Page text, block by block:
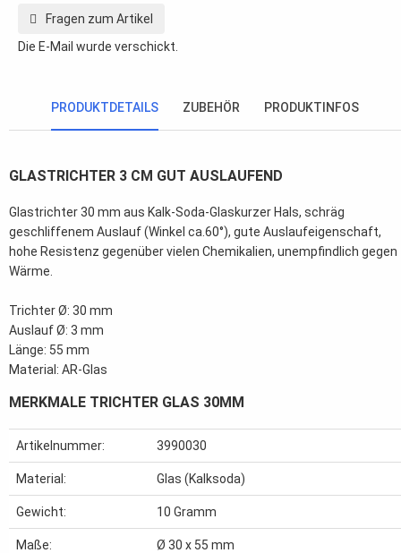
Fragen zum Artikel
Die E-Mail wurde verschickt.
PRODUKTDETAILS ZUBEHÖR PRODUKTINFOS
GLASTRICHTER 3 CM GUT AUSLAUFEND
Glastrichter 30 mm aus Kalk-Soda-Glaskurzer Hals, schräg
geschliffenem Auslauf (Winkel ca.60°), gute Auslaufeigenschaft,
hohe Resistenz gegenüber vielen Chemikalien, unempfindlich gegen
Wärme.
Trichter Ø: 30 mm
Auslauf Ø: 3 mm
Länge: 55 mm
Material: AR-Glas
MERKMALE TRICHTER GLAS 30MM
Artikelnummer: 3990030
Material: Glas (Kalksoda)
Gewicht: 10 Gramm
Maße: Ø 30 x 55 mm